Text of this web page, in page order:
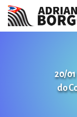
CONHEÇA A
20/
do